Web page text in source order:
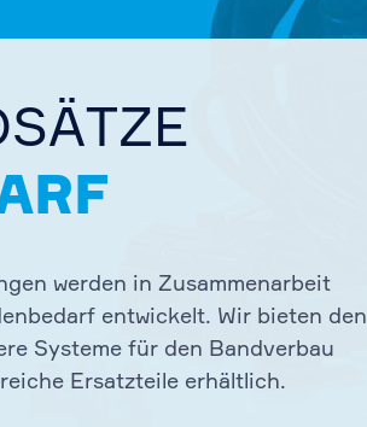
werden in Zusammenarbeit
entwickelt. Wir bieten den
Systeme für den Bandverbau
Ersatzteile erhältlich.